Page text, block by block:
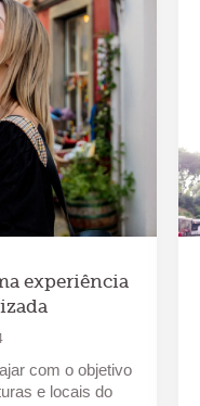
experiência
com o objetivo
e locais do